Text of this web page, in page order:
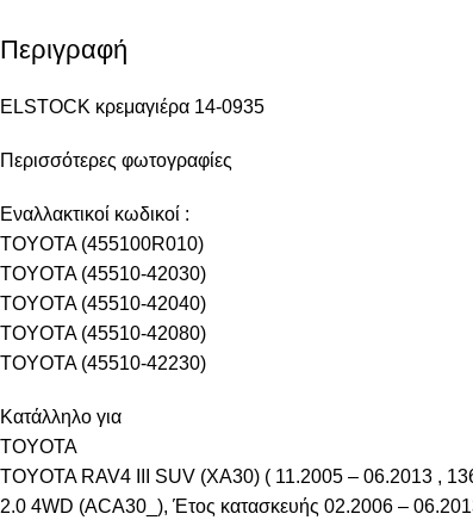
Περιγραφή
ELSTOCK κρεμαγιέρα 14-0935
Περισσότερες φωτογραφίες
Εναλλακτικοί κωδικοί :
TOYOTA (455100R010)
TOYOTA (45510-42030)
TOYOTA (45510-42040)
TOYOTA (45510-42080)
TOYOTA (45510-42230)
Κατάλληλο για
TOYOTA
TOYOTA RAV4 III SUV (XA30) ( 11.2005 – 06.2013 ,
2.0 4WD (ACA30_), Έτος κατασκευής 02.2006 –